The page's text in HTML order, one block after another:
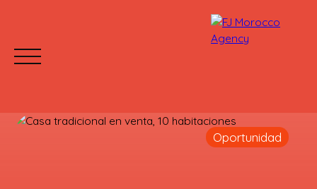
ALQUILAR ¿POR QUÉ
Oportunidad